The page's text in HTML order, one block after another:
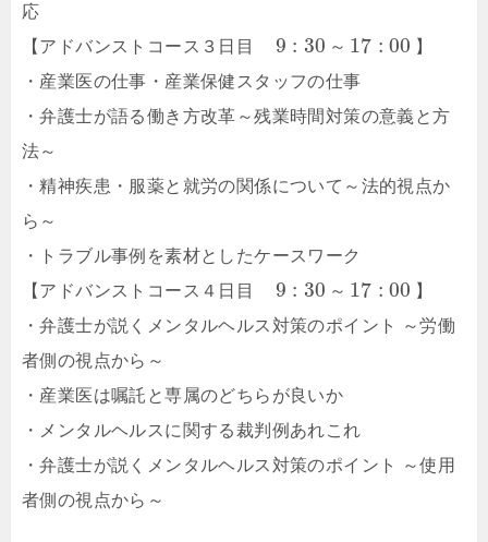
応
【アドバンストコース３日目
9 : 30 ～ 17 : 00 】
・産業医の仕事・産業保健スタッフの仕事
・弁護士が語る働き方改革～残業時間対策の意義と方
法～
・精神疾患・服薬と就労の関係について～法的視点か
ら～
・トラブル事例を素材としたケースワーク
【アドバンストコース４日目
9 : 30 ～ 17 : 00 】
・弁護士が説くメンタルヘルス対策のポイント ～労働
者側の視点から～
・産業医は嘱託と専属のどちらが良いか
・メンタルヘルスに関する裁判例あれこれ
・弁護士が説くメンタルヘルス対策のポイント ～使用
者側の視点から～